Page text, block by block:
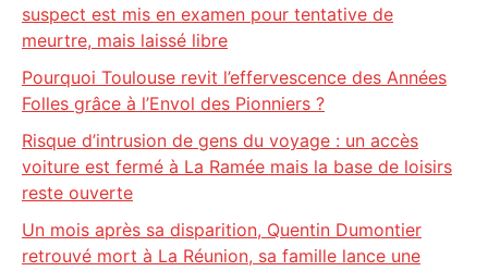
suspect est mis en examen pour tentative de
meurtre, mais laissé libre
Pourquoi Toulouse revit l’effervescence des Années
Folles grâce à l’Envol des Pionniers ?
Risque d’intrusion de gens du voyage : un accès
voiture est fermé à La Ramée mais la base de loisirs
reste ouverte
Un mois après sa disparition, Quentin Dumontier
retrouvé mort à La Réunion, sa famille lance une